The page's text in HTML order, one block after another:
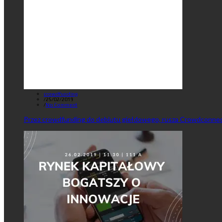
crowdfunding
/25/02/2019
/No Comment
Przez crowdfunding do debiutu giełdowego, rusza